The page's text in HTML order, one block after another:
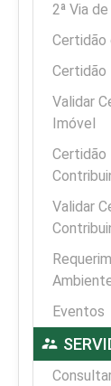
2ª Via
Certidão
Certidão
Validar
Imóvel
Certidão
Validar
Eventos
supervisor_account